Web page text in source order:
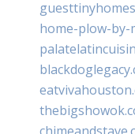
home-plow-by-